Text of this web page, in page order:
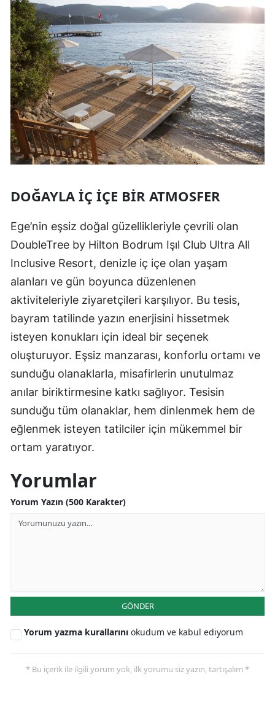
DOĞAYLA İÇ İÇE BIR ATMOSFER
Ege’nin eşsiz doğal güzellikleriyle çevrili olan
DoubleTree by Hilton Bodrum Işıl Club Ultra All
Inclusive Resort, denizle iç içe olan yaşam
alanları ve gün boyunca düzenlenen
aktiviteleriyle ziyaretçileri karşılıyor. Bu tesis,
bayram tatilinde yazın enerjisini hissetmek
isteyen konukları için ideal bir seçenek
oluşturuyor. Eşsiz manzarası, konforlu ortamı ve
sunduğu olanaklarla, misafirlerin unutulmaz
anılar biriktirmesine katkı sağlıyor. Tesisin
sunduğu tüm olanaklar, hem dinlenmek hem de
eğlenmek isteyen tatilciler için mükemmel bir
ortam yaratıyor.
Yorumlar
Yorum Yazın (500 Karakter)
GÖNDER
Yorum yazma kurallarını okudum ve kabul ediyorum
* Bu içerik ile ilgili yorum yok, ilk yorumu siz yazın, tartışalım *